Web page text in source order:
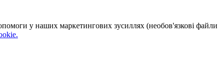
у наших маркетингових зусиллях (необов'язкові файли